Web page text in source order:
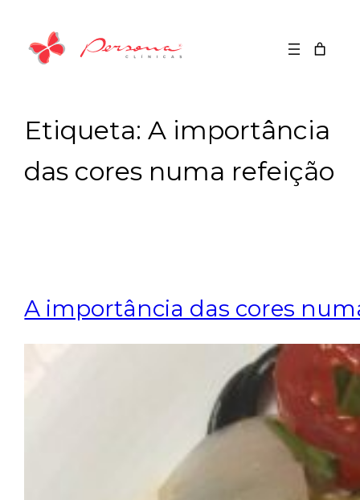
Etiqueta:A importância
das cores numa refeição
A importância das cores